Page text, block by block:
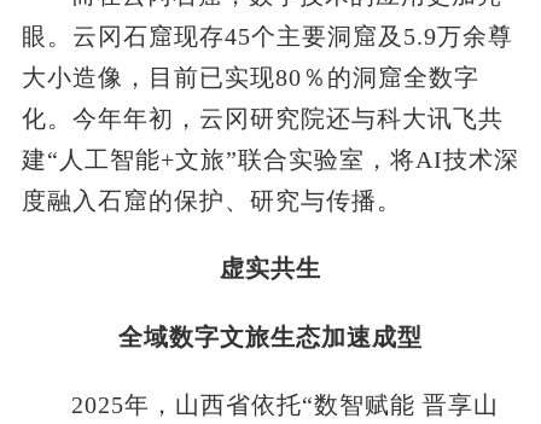
眼。云冈石窟现存45个主要洞窟及5.9万余尊
大小造像，目前已实现80％的洞窟全数字
化。今年年初，云冈研究院还与科大讯飞共
建“人工智能+文旅”联合实验室，将AI技术深
度融入石窟的保护、研究与传播。
虚实共生
全域数字文旅生态加速成型
2025年，山西省依托“数智赋能 晋享山